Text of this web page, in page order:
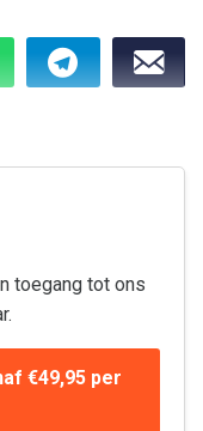
toegang tot ons
€49,95 per